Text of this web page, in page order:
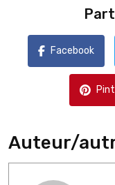
Facebook
Auteur/